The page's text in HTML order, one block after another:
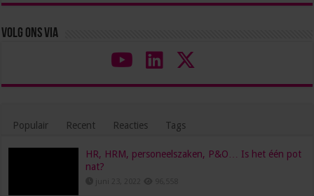
Volg ons via
Populair Recent Reacties Tags
HR, HRM, personeelszaken, P&O… Is het één pot
nat?